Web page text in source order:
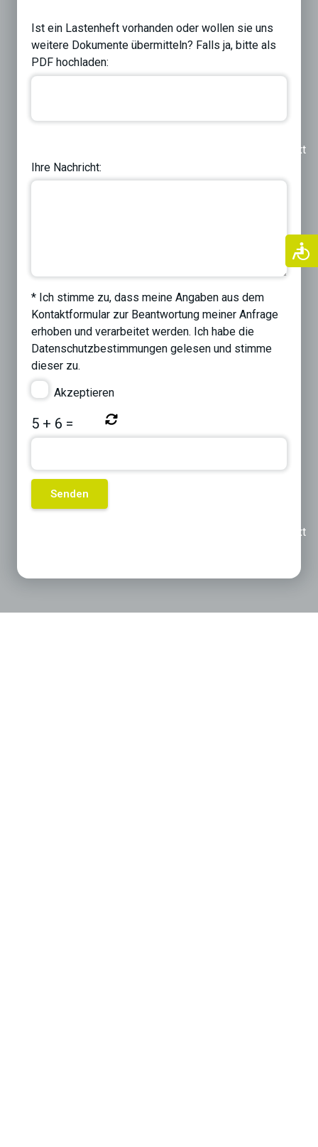
Ist ein Lastenheft vorhanden oder wollen sie uns
weitere Dokumente übermitteln? Falls ja, bitte als
PDF hochladen:
Next
Ihre Nachricht:
* Ich stimme zu, dass meine Angaben aus dem
Kontaktformular zur Beantwortung meiner Anfrage
erhoben und verarbeitet werden. Ich habe die
Datenschutzbestimmungen gelesen und stimme
dieser zu.
Akzeptieren
5 + 6 =
Next